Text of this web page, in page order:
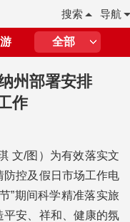
导航
搜索
全部
州部署安排
作
文/图） 为有效落实文
控及假日市场工作电
”期间科学精准落实旅
安、祥和、健康的氛